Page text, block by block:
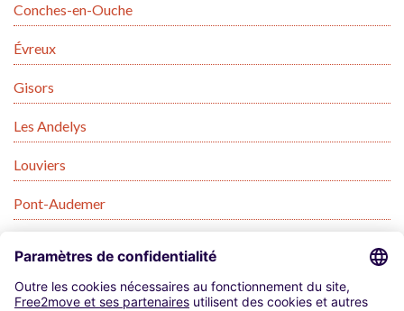
Conches-en-Ouche
Évreux
Gisors
Les Andelys
Louviers
Pont-Audemer
Val-de-Reuil